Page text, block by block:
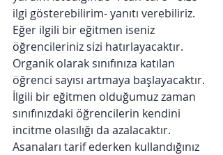
ilgi gösterebilirim- yanıtı verebiliriz.
Eğer ilgili bir eğitmen iseniz
öğrencileriniz sizi hatırlayacaktır.
Organik olarak sınıfınıza katılan
öğrenci sayısı artmaya başlayacaktır.
İlgili bir eğitmen olduğumuz zaman
sınıfınızdaki öğrencilerin kendini
incitme olasılığı da azalacaktır.
Asanaları tarif ederken kullandığınız